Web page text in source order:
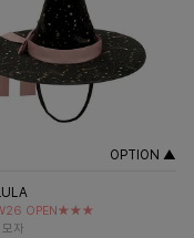
OPTION ▲
OPEN★★★
자